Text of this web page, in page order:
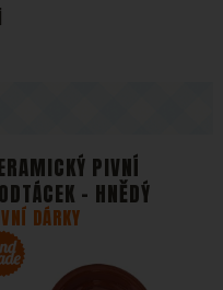
PIVNÍ
- HNĚDÝ
DÁRKY